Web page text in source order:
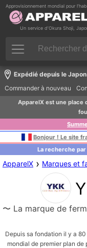
Approvisionnement mondial pour
Un service d’Okura Shoji,
Expédié depuis le Japon
Commander à nouveau
ApparelX est une place
Bonjour ! Le site
La recherche
ApparelX › Marques et
〜 La marque de
Depuis sa fondation il y a
mondial de premier plan